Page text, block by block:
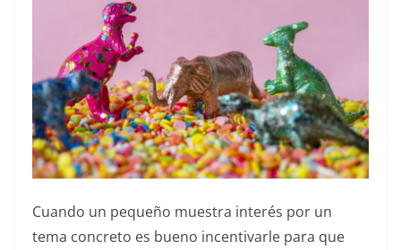
Cuando un pequeño muestra interés por un
tema concreto es bueno incentivarle para que